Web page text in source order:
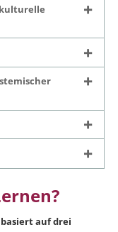
auf drei